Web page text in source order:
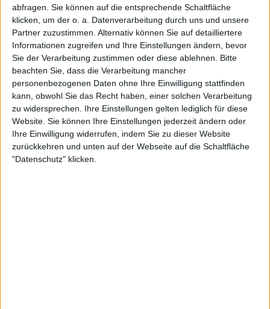
abfragen. Sie können auf die entsprechende Schaltfläche
klicken, um der o. a. Datenverarbeitung durch uns und unsere
Partner zuzustimmen. Alternativ können Sie auf detailliertere
Informationen zugreifen und Ihre Einstellungen ändern, bevor
Sie der Verarbeitung zustimmen oder diese ablehnen.
Bitte
beachten Sie, dass die Verarbeitung mancher
personenbezogenen Daten ohne Ihre Einwilligung stattfinden
kann, obwohl Sie das Recht haben, einer solchen Verarbeitung
zu widersprechen. Ihre Einstellungen gelten lediglich für diese
Website. Sie können Ihre Einstellungen jederzeit ändern oder
Ihre Einwilligung widerrufen, indem Sie zu dieser Website
zurückkehren und unten auf der Webseite auf die Schaltfläche
"Datenschutz" klicken.
bekannte Rockgrößen der 70er Jahre orientiert. Jedoch sind
weitere Einflüsse von Funk- oder Discomusik zu hören. Das
neue Werk „Heretic Tongues“ steht ab 20. Mai in den
Plattenläden und das Quartett tourt kreuz und quer durch
Deutschland. Sängerin Francis stellt sich unseren Fragen.